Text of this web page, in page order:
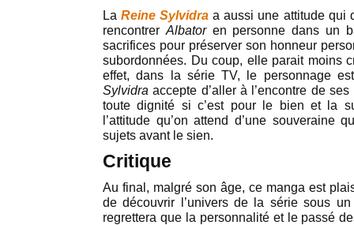
LaReine Sylvidra a aussi une attitude qui
rencontrer Albatoren personne dans un
sacrifices pour préserver son honneur
subordonnées. Du coup, elle parait moins
effet, dans la série TV, le personnage
Sylvidra accepte d’aller à l’encontre de
toute dignité si c’est pour le bien et la
l’attitude qu’on attend d’une souveraine
sujets avant le sien.
Critique
Au final, malgré son âge, ce manga est
de découvrir l’univers de la série sous
regrettera que la personnalité et le passé